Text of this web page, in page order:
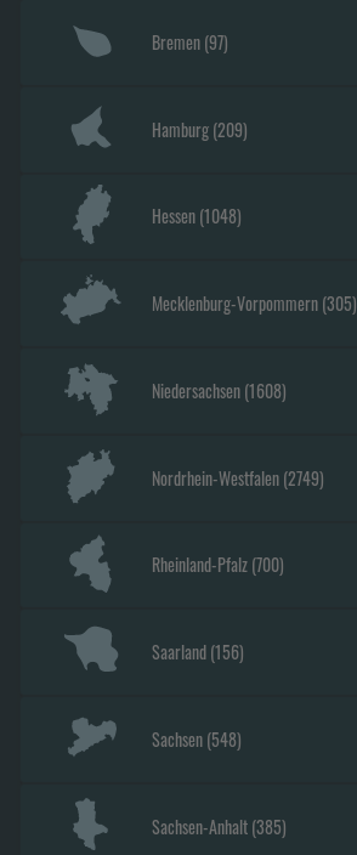
Bremen(97)
Hamburg(209)
Hessen(1048)
Mecklenburg-Vorpommern(305)
Niedersachsen(1608)
Nordrhein-Westfalen(2749)
Rheinland-Pfalz(700)
Saarland(156)
Sachsen(548)
Sachsen-Anhalt(385)